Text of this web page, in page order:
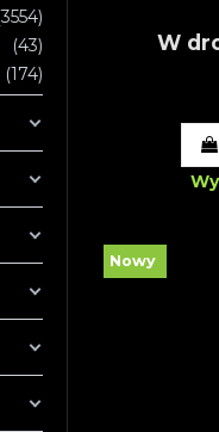
W
Nowy
3554
43
174